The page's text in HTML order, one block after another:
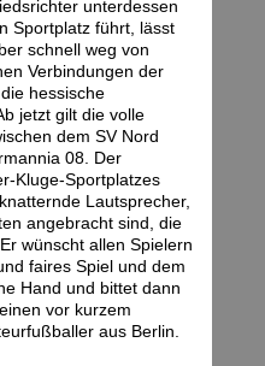
unterdessen
Sportplatz führt, lässt
schnell weg von
Verbindungen der
hessische
jetzt gilt die volle
dem SV Nord
08. Der
Kluge-Sportplatzes
Lautsprecher,
angebracht sind, die
wünscht allen Spielern
faires Spiel und dem
Hand und bittet dann
vor kurzem
aus Berlin.